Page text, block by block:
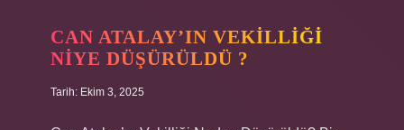
Hakkımızda
CAN ATALAY’IN VEKILLIĞI
NIYE DÜŞÜRÜLDÜ ?
Tarih: Ekim 3, 2025